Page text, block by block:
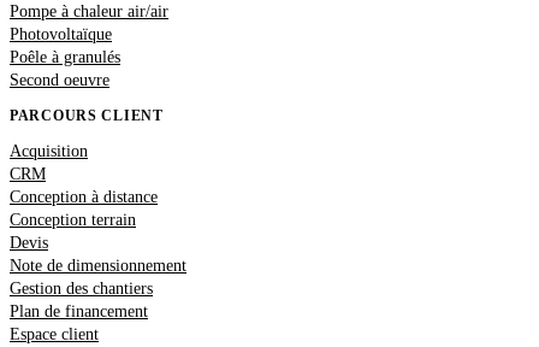
Pompe à chaleur air/air
Photovoltaïque
Poêle à granulés
Second oeuvre
PARCOURS CLIENT
Acquisition
CRM
Conception à distance
Conception terrain
Devis
Note de dimensionnement
Gestion des chantiers
Plan de financement
Espace client